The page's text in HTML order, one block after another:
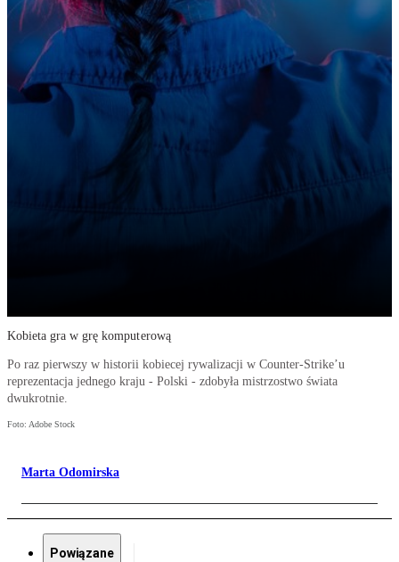
Kobieta gra w grę komputerową
Po raz pierwszy w historii kobiecej rywalizacji w Counter-Strike’u
reprezentacja jednego kraju - Polski - zdobyła mistrzostwo świata
dwukrotnie.
Foto: Adobe Stock
Marta Odomirska
Powiązane